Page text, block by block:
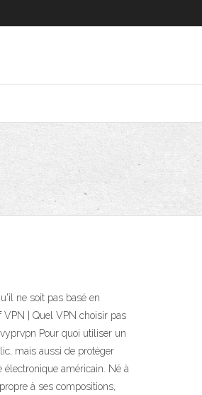
ne soit pas basé en
VPN | Quel VPN choisir pas
Pour quoi utiliser un
mais aussi de protéger
américain. Né à
à ses compositions,